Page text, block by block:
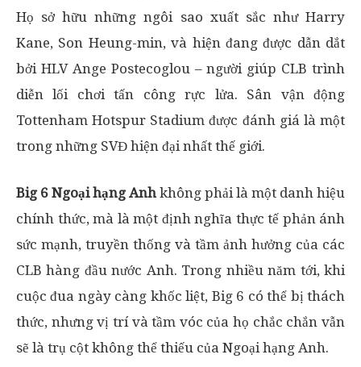
Họ sở hữu những ngôi sao xuất sắc như Harry
Kane, Son Heung-min, và hiện đang được dẫn dắt
bởi HLV Ange Postecoglou – người giúp CLB trình
diễn lối chơi tấn công rực lửa. Sân vận động
Tottenham Hotspur Stadium được đánh giá là một
trong những SVĐ hiện đại nhất thế giới.
Big 6 Ngoại hạng Anh không phải là một danh hiệu
chính thức, mà là một định nghĩa thực tế phản ánh
sức mạnh, truyền thống và tầm ảnh hưởng của các
CLB hàng đầu nước Anh. Trong nhiều năm tới, khi
cuộc đua ngày càng khốc liệt, Big 6 có thể bị thách
thức, nhưng vị trí và tầm vóc của họ chắc chắn vẫn
sẽ là trụ cột không thể thiếu của Ngoại hạng Anh.